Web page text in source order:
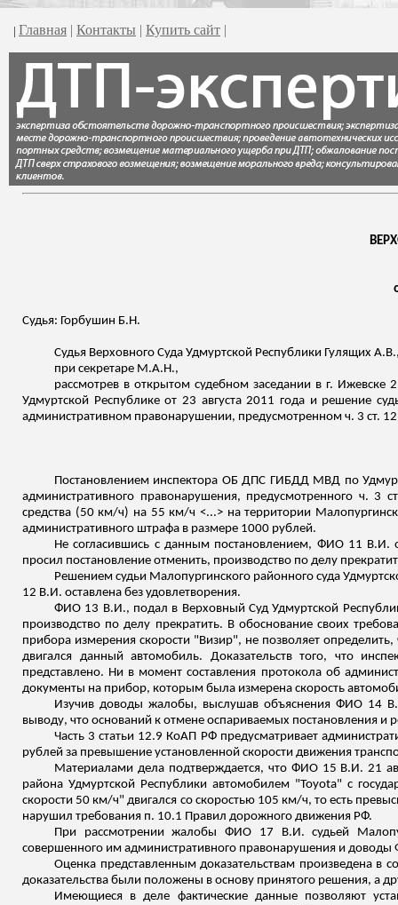
| Главная | Контакты | Купить сайт |
Судья: Горбушин Б.Н.
Судья Верховного Суда Удмуртской Республики Гулящих
при секретаре М.А.Н.,
рассмотрев в открытом судебном заседании в г.
Удмуртской Республике от 23 августа 2011 года и решение
административном правонарушении, предусмотренном ч. 3 ст.
Постановлением инспектора ОБ ДПС ГИБДД МВД по
административного правонарушения, предусмотренного ч. 3
средства (50 км/ч) на 55 км/ч <...> на территории
административного штрафа в размере 1000 рублей.
Не согласившись с данным постановлением, ФИО 11 В.И.
просил постановление отменить, производство по делу
Решением судьи Малопургинского районного суда
12 В.И. оставлена без удовлетворения.
ФИО 13 В.И., подал в Верховный Суд Удмуртской
производство по делу прекратить. В обоснование своих
прибора измерения скорости "Визир", не позволяет
двигался данный автомобиль. Доказательств того, что
представлено. Ни в момент составления протокола об
документы на прибор, которым была измерена скорость
Изучив доводы жалобы, выслушав объяснения ФИО 14
выводу, что оснований к отмене оспариваемых постановления и
Часть 3 статьи 12.9 КоАП РФ предусматривает
рублей за превышение установленной скорости движения
Материалами дела подтверждается, что ФИО 15 В.И. 21
района Удмуртской Республики автомобилем "Toyota" с
скорости 50 км/ч" двигался со скоростью 105 км/ч, то есть
нарушил требования п. 10.1 Правил дорожного движения РФ.
При рассмотрении жалобы ФИО 17 В.И. судьей
совершенного им административного правонарушения и
Оценка представленным доказательствам произведена
доказательства были положены в основу принятого решения, а
Имеющиеся в деле фактические данные позволяют